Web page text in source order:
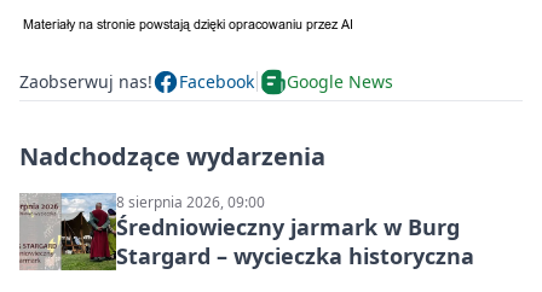
Zaobserwuj nas! Facebook Google News
Nadchodzące wydarzenia
8 sierpnia 2026, 09:00
Średniowieczny jarmark w Burg
Stargard – wycieczka historyczna